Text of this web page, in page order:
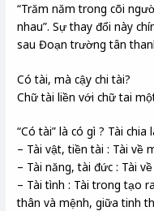
“Trăm năm trong cõi
nhau”. Sự thay đổi này
sau Đoạn trường tân
Có tài, mà cậy chi tài?
Chữ tài liền với chữ tai
“Có tài” là có gì ? Tài chia
– Tài vật, tiền tài : Tài về
– Tài năng, tài đức : Tài
– Tài tình : Tài trong tạo
thân và mệnh, giữa tinh